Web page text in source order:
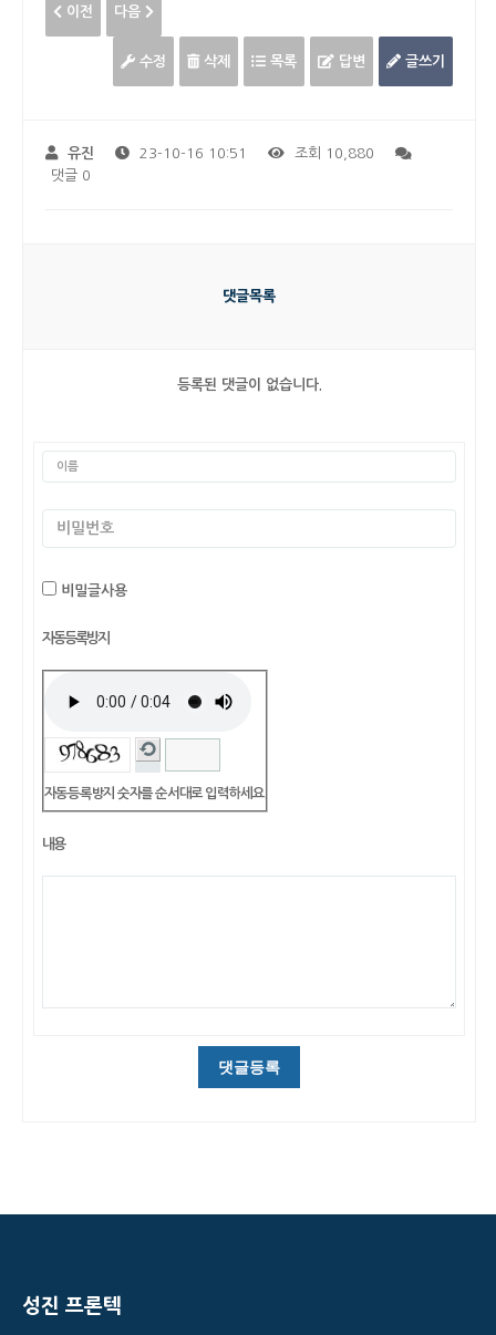
이전 다음
수정 삭제 목록 답변 글쓰기
유진 23-10-16 10:51
조회 10,880
댓글 0
댓글목록
등록된 댓글이 없습니다.
비밀글사용
자동등록방지
자동등록방지 숫자를 순서대로 입력하세요.
내용
성진 프론텍